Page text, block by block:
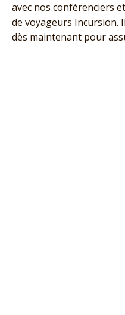
avec nos conférenciers
de voyageurs Incursion.
dès maintenant pour